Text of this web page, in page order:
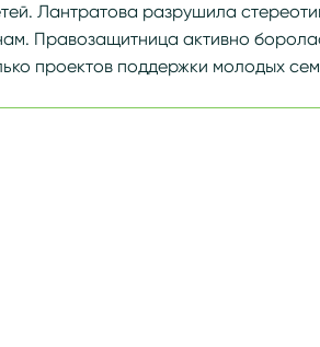
Лантратова разрушила
Правозащитница активно
проектов поддержки молодых